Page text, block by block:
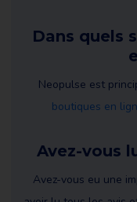
Dans quels
Neopulse est
boutiques en
Avez-vous
Avez-vous eu une